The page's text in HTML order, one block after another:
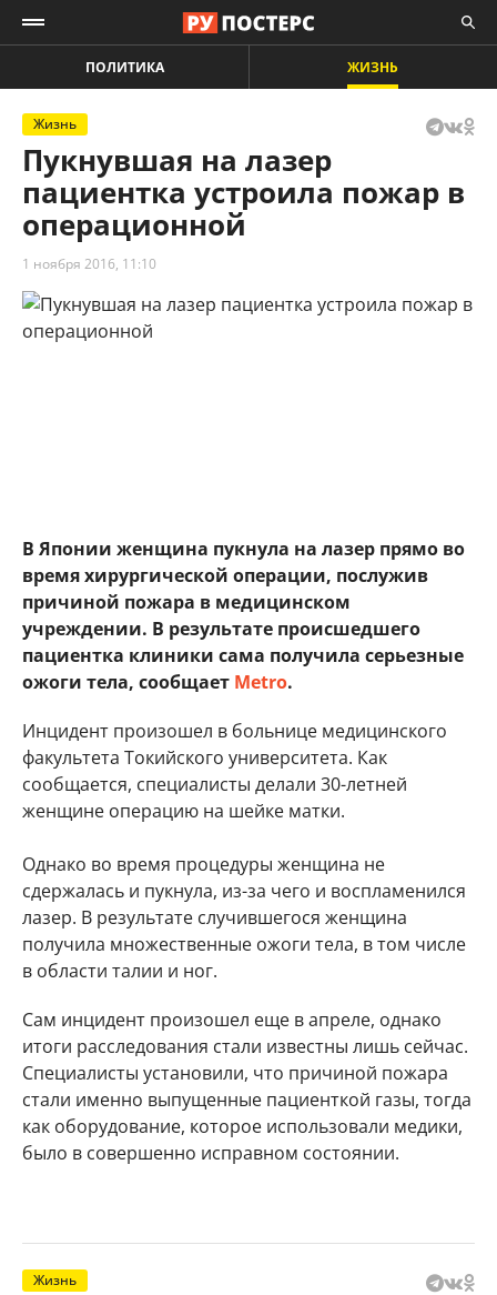
ПОЛИТИКА ЖИЗНЬ
Жизнь
Пукнувшая на лазер
пациентка устроила пожар в
операционной
1 ноября 2016, 11:10
В Японии женщина пукнула на лазер прямо во
время хирургической операции, послужив
причиной пожара в медицинском
учреждении. В результате происшедшего
пациентка клиники сама получила серьезные
ожоги тела, сообщает Metro.
Инцидент произошел в больнице медицинского
факультета Токийского университета. Как
сообщается, специалисты делали 30-летней
женщине операцию на шейке матки.
Однако во время процедуры женщина не
сдержалась и пукнула, из-за чего и воспламенился
лазер. В результате случившегося женщина
получила множественные ожоги тела, в том числе
в области талии и ног.
Сам инцидент произошел еще в апреле, однако
итоги расследования стали известны лишь сейчас.
Специалисты установили, что причиной пожара
стали именно выпущенные пациенткой газы, тогда
как оборудование, которое использовали медики,
было в совершенно исправном состоянии.
Жизнь